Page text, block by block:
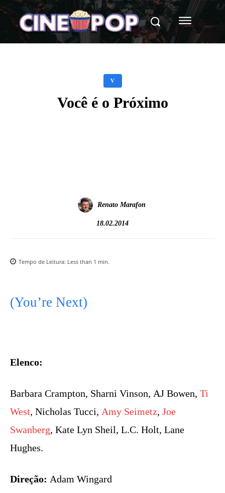
V
Você é o Próximo
Renato Marafon
18.02.2014
Tempo de Leitura: Less than 1 min.
(You’re Next)
Elenco:
Barbara Crampton, Sharni Vinson, AJ Bowen, Ti
West, Nicholas Tucci, Amy Seimetz, Joe
Swanberg, Kate Lyn Sheil, L.C. Holt, Lane
Hughes.
Direção: Adam Wingard